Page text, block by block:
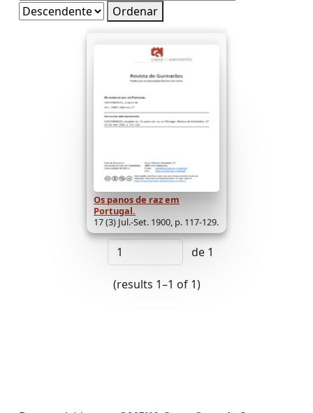
Ordenar
Os panos de raz em
Portugal.
17 (3) Jul.-Set. 1900, p. 117-129.
de 1
(results 1–1 of 1)